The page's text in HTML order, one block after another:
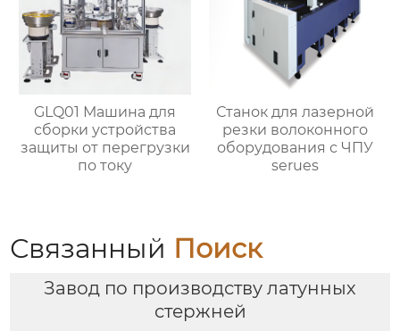
GLQ01 Машина для
сборки устройства
защиты от перегрузки
по току
Станок для лазерной
резки волоконного
оборудования с ЧПУ
serues
Связанный Поиск
Завод по производству латунных
стержней